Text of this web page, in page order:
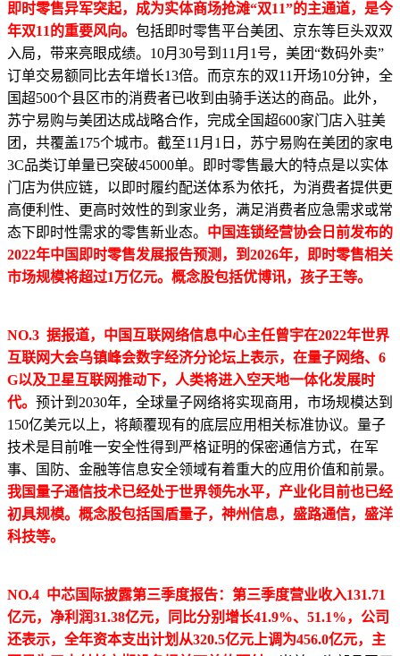
即时零售异军突起，成为实体商场抢滩“双11”的主通道，是今
年双11的重要风向。 包括即时零售平台美团、京东等巨头双双
入局，带来亮眼成绩。10月30号到11月1号，美团“数码外卖”
订单交易额同比去年增长13倍。而京东的双11开场10分钟，全
国超500个县区市的消费者已收到由骑手送达的商品。此外，
苏宁易购与美团达成战略合作，完成全国超600家门店入驻美
团，共覆盖175个城市。截至11月1日，苏宁易购在美团的家电
3C品类订单量已突破45000单。即时零售最大的特点是以实体
门店为供应链，以即时履约配送体系为依托，为消费者提供更
高便利性、更高时效性的到家业务，满足消费者应急需求或常
态下即时性需求的零售新业态。 中国连锁经营协会日前发布的
2022年中国即时零售发展报告预测，到2026年，即时零售相关
市场规模将超过1万亿元。概念股包括优博讯，孩子王等。
NO.3 据报道，中国互联网络信息中心主任曾宇在2022年世界
互联网大会乌镇峰会数字经济分论坛上表示，在量子网络、6
G以及卫星互联网推动下，人类将进入空天地一体化发展时
代。 预计到2030年，全球量子网络将实现商用，市场规模达到
150亿美元以上，将颠覆现有的底层应用相关标准协议。量子
技术是目前唯一安全性得到严格证明的保密通信方式，在军
事、国防、金融等信息安全领域有着重大的应用价值和前景。
我国量子通信技术已经处于世界领先水平，产业化目前也已经
初具规模。概念股包括国盾量子，神州信息，盛路通信，盛洋
科技等。
NO.4 中芯国际披露第三季度报告：第三季度营业收入131.71
亿元，净利润31.38亿元，同比分别增长41.9%、51.1%，公司
还表示，全年资本支出计划从320.5亿元上调为456.0亿元，主